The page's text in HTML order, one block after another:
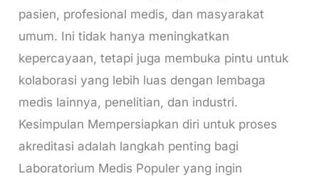
pasien, profesional medis, dan masyarakat
umum. Ini tidak hanya meningkatkan
kepercayaan, tetapi juga membuka pintu untuk
kolaborasi yang lebih luas dengan lembaga
medis lainnya, penelitian, dan industri.
Kesimpulan Mempersiapkan diri untuk proses
akreditasi adalah langkah penting bagi
Laboratorium Medis Populer yang ingin